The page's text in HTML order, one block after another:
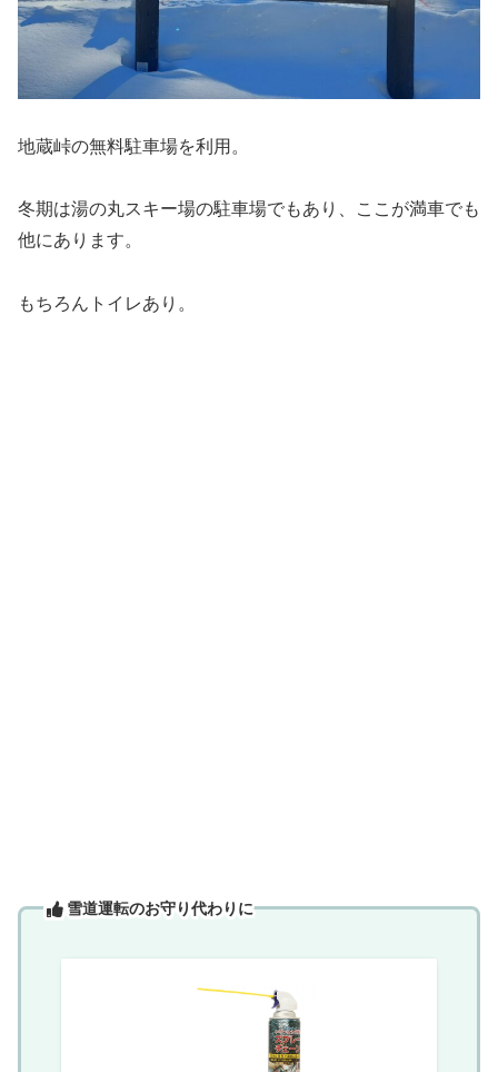
地蔵峠の無料駐車場を利用。
冬期は湯の丸スキー場の駐車場でもあり、ここが満車でも
他にあります。
もちろんトイレあり。
雪道運転のお守り代わりに